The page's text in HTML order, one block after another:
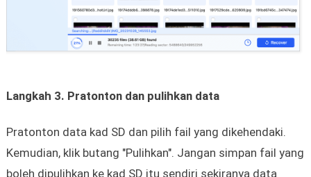
Langkah 3. Pratonton dan pulihkan data
Pratonton data kad SD dan pilih fail yang dikehendaki.
Kemudian, klik butang "Pulihkan". Jangan simpan fail yang
boleh dipulihkan ke kad SD itu sendiri sekiranya data